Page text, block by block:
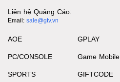
Liên hệ Quảng Cáo:
Email: sale@gtv.vn
AOE
PC/CONSOLE
SPORTS
GPLAY
Game Mobile
GIFTCODE